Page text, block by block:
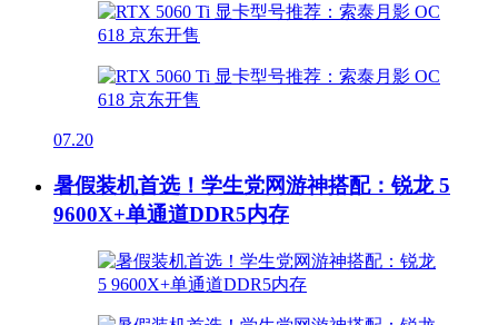
07.20
暑假装机首选！学生党网游神搭配：锐龙 5
9600X+单通道DDR5内存